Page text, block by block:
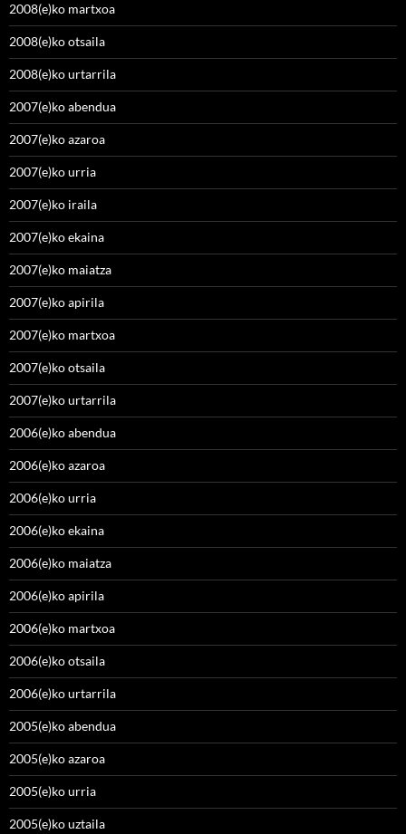
2008(e)ko martxoa
2008(e)ko otsaila
2008(e)ko urtarrila
2007(e)ko abendua
2007(e)ko azaroa
2007(e)ko urria
2007(e)ko iraila
2007(e)ko ekaina
2007(e)ko maiatza
2007(e)ko apirila
2007(e)ko martxoa
2007(e)ko otsaila
2007(e)ko urtarrila
2006(e)ko abendua
2006(e)ko azaroa
2006(e)ko urria
2006(e)ko ekaina
2006(e)ko maiatza
2006(e)ko apirila
2006(e)ko martxoa
2006(e)ko otsaila
2006(e)ko urtarrila
2005(e)ko abendua
2005(e)ko azaroa
2005(e)ko urria
2005(e)ko uztaila